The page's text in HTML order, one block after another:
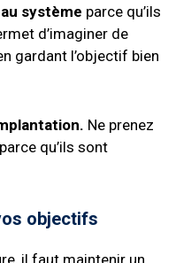
système parce qu’ils
d’imaginer de
gardant l’objectif bien
Ne prenez
qu’ils sont
objectifs
il faut maintenir un